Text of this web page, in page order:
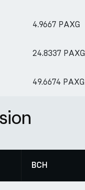
4.9667 PAXG
24.8337 PAXG
49.6674 PAXG
BCH